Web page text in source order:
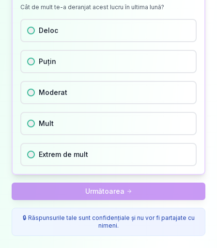
Cât de mult te-a deranjat acest lucru în ultima lună?
Deloc
Puțin
Moderat
Mult
Extrem de mult
Următoarea
🔒 Răspunsurile tale sunt confidențiale și nu vor fi partajate cu
nimeni.